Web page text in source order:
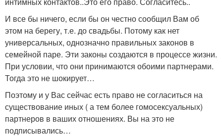
И все бы ничего, если бы он честно сообщил Вам об
этом на берегу, т.е. до свадьбы. Потому как нет
универсальных, однозначно правильных законов в
семейной паре. Эти законы создаются в процессе жизни.
При условии, что они принимаются обоими партнерами.
Тогда это не шокирует…
Поэтому и у Вас сейчас есть право не согласиться на
существование иных ( а тем более гомосексуальных)
партнеров в ваших отношениях. Вы на это не
подписывались…